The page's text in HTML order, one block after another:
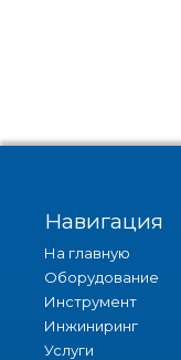
Навигация
На главную
Оборудование
Инструмент
Инжиниринг
Услуги